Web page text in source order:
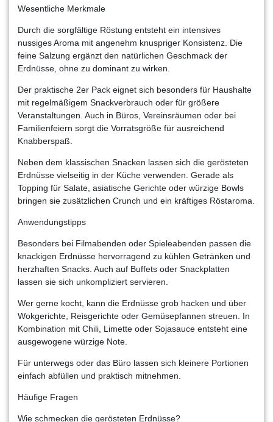
Wesentliche Merkmale
Durch die sorgfältige Röstung entsteht ein intensives
nussiges Aroma mit angenehm knuspriger Konsistenz. Die
feine Salzung ergänzt den natürlichen Geschmack der
Erdnüsse, ohne zu dominant zu wirken.
Der praktische 2er Pack eignet sich besonders für Haushalte
mit regelmäßigem Snackverbrauch oder für größere
Veranstaltungen. Auch in Büros, Vereinsräumen oder bei
Familienfeiern sorgt die Vorratsgröße für ausreichend
Knabberspaß.
Neben dem klassischen Snacken lassen sich die gerösteten
Erdnüsse vielseitig in der Küche verwenden. Gerade als
Topping für Salate, asiatische Gerichte oder würzige Bowls
bringen sie zusätzlichen Crunch und ein kräftiges Röstaroma.
Anwendungstipps
Besonders bei Filmabenden oder Spieleabenden passen die
knackigen Erdnüsse hervorragend zu kühlen Getränken und
herzhaften Snacks. Auch auf Buffets oder Snackplatten
lassen sie sich unkompliziert servieren.
Wer gerne kocht, kann die Erdnüsse grob hacken und über
Wokgerichte, Reisgerichte oder Gemüsepfannen streuen. In
Kombination mit Chili, Limette oder Sojasauce entsteht eine
ausgewogene würzige Note.
Für unterwegs oder das Büro lassen sich kleinere Portionen
einfach abfüllen und praktisch mitnehmen.
Häufige Fragen
Wie schmecken die gerösteten Erdnüsse?